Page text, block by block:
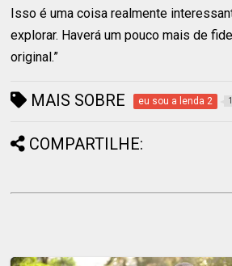
Isso é uma coisa realmente
explorar. Haverá um pouco mais de
original.”
MAIS SOBRE eu sou a lenda 2
COMPARTILHE: